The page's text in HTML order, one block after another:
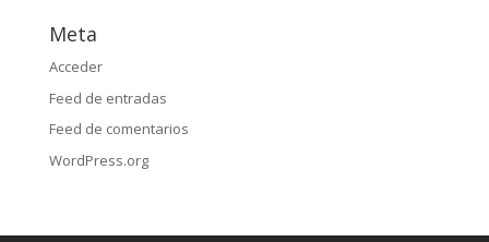
Meta
Acceder
Feed de entradas
Feed de comentarios
WordPress.org